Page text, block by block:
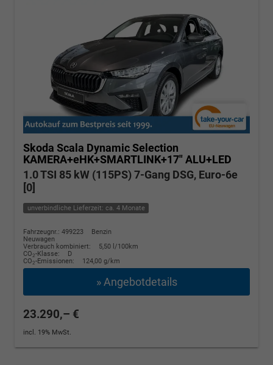
Skoda Scala Dynamic Selection
KAMERA+eHK+SMARTLINK+17" ALU+LED
1.0 TSI 85 kW (115PS) 7-Gang DSG, Euro-6e
[0]
unverbindliche Lieferzeit: ca. 4 Monate
Fahrzeugnr.: 499223
Benzin
Neuwagen
Verbrauch kombiniert:
5,50 l/100km
CO2-Klasse:
D
CO2-Emissionen: 124,00 g/km
» Angebotdetails
23.290,– €
incl. 19% MwSt.